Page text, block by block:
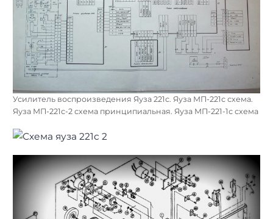
Усилитель воспроизведения Яуза 221с. Яуза МП-221с схема.
Яуза МП-221с-2 схема принципиальная. Яуза МП-221-1с схема